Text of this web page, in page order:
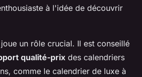
à l'idée de découvrir
joue un rôle crucial. Il est conseillé
qualité-prix des calendriers
comme le calendrier de luxe à